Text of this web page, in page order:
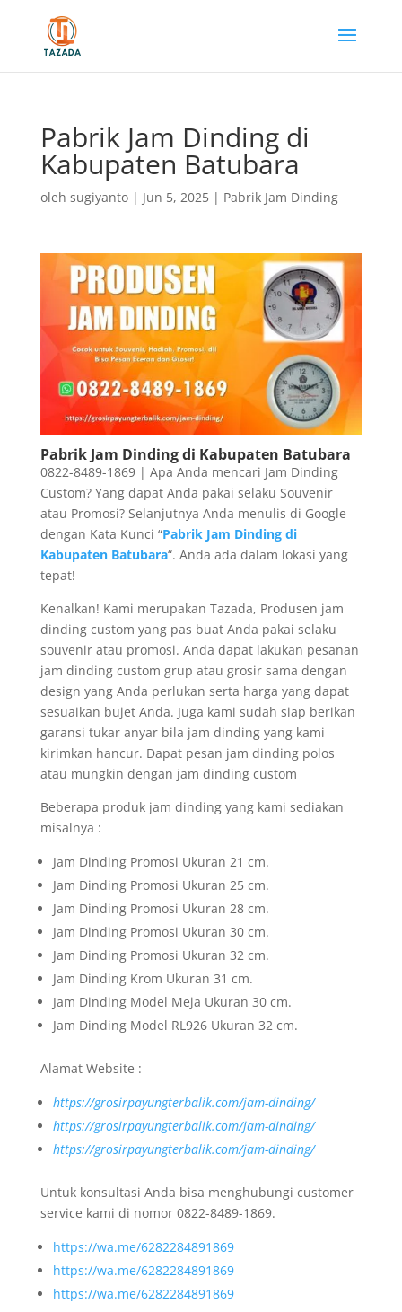
Pabrik Jam Dinding di
Kabupaten Batubara
oleh sugiyanto| Jun 5, 2025| Pabrik Jam Dinding
Pabrik Jam Dinding di Kabupaten Batubara
0822-8489-1869 | Apa Anda mencari Jam Dinding
Custom? Yang dapat Anda pakai selaku Souvenir
atau Promosi? Selanjutnya Anda menulis di Google
dengan Kata Kunci “Pabrik Jam Dinding di
Kabupaten Batubara“. Anda ada dalam lokasi yang
tepat!
Kenalkan! Kami merupakan Tazada, Produsen jam
dinding custom yang pas buat Anda pakai selaku
souvenir atau promosi. Anda dapat lakukan pesanan
jam dinding custom grup atau grosir sama dengan
design yang Anda perlukan serta harga yang dapat
sesuaikan bujet Anda. Juga kami sudah siap berikan
garansi tukar anyar bila jam dinding yang kami
kirimkan hancur. Dapat pesan jam dinding polos
atau mungkin dengan jam dinding custom
Beberapa produk jam dinding yang kami sediakan
misalnya :
Jam Dinding Promosi Ukuran 21 cm.
Jam Dinding Promosi Ukuran 25 cm.
Jam Dinding Promosi Ukuran 28 cm.
Jam Dinding Promosi Ukuran 30 cm.
Jam Dinding Promosi Ukuran 32 cm.
Jam Dinding Krom Ukuran 31 cm.
Jam Dinding Model Meja Ukuran 30 cm.
Jam Dinding Model RL926 Ukuran 32 cm.
Alamat Website :
https://grosirpayungterbalik.com/jam-dinding/
https://grosirpayungterbalik.com/jam-dinding/
https://grosirpayungterbalik.com/jam-dinding/
Untuk konsultasi Anda bisa menghubungi customer
service kami di nomor 0822-8489-1869.
https://wa.me/6282284891869
https://wa.me/6282284891869
https://wa.me/6282284891869